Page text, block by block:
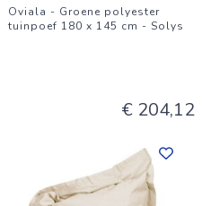
Oviala - Groene polyester
tuinpoef 180 x 145 cm - Solys
€ 204,12